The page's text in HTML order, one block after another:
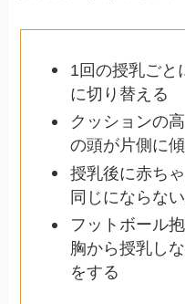
1回の授乳ごと
に切り替える
クッションの
の頭が片側に
授乳後に赤ち
同じにならな
フットボール
胸から授乳し
をする